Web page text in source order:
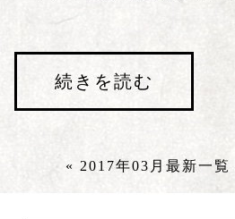
続きを読む
« 2017年03月 最新一覧